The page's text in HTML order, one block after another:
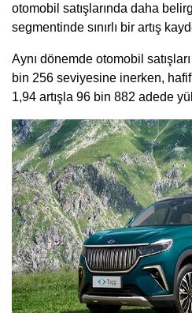
otomobil satışlarında daha
segmentinde sınırlı bir artış
Aynı dönemde otomobil
bin 256 seviyesine inerken,
1,94 artışla 96 bin 882 adede